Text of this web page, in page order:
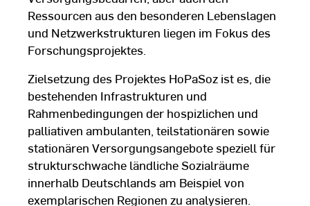
Ressourcen aus den besonderen Lebenslagen
und Netzwerkstrukturen liegen im Fokus des
Forschungsprojektes.
Zielsetzung des Projektes HoPaSoz ist es, die
bestehenden Infrastrukturen und
Rahmenbedingungen der hospizlichen und
palliativen ambulanten, teilstationären sowie
stationären Versorgungsangebote speziell für
strukturschwache ländliche Sozialräume
innerhalb Deutschlands am Beispiel von
exemplarischen Regionen zu analysieren.